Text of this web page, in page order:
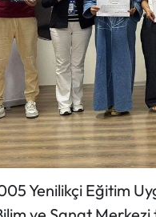
Yenilikçi Eğitim